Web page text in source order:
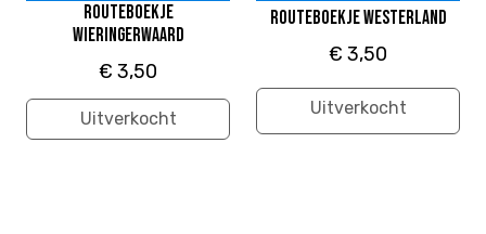
Routeboekje
Wieringerwaard
€ 3,50
Uitverkocht
Routeboekje Westerland
€ 3,50
Uitverkocht